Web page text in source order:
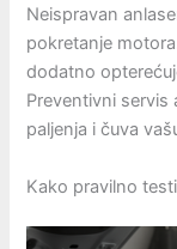
Neispravan
pokretanje
dodatno
Preventivni servis
paljenja i čuva
Kako pravilno